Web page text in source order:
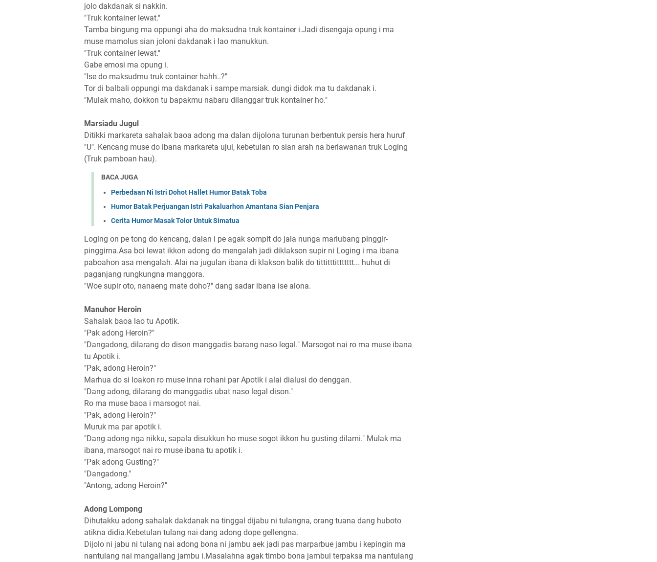
jolo dakdanak si nakkin.
"Truk kontainer lewat."
Tamba bingung ma oppungi aha do maksudna truk kontainer i.Jadi disengaja opung i ma
muse mamolus sian joloni dakdanak i lao manukkun.
"Truk container lewat."
Gabe emosi ma opung i.
"Ise do maksudmu truk container hahh..?"
Tor di balbali oppungi ma dakdanak i sampe marsiak. dungi didok ma tu dakdanak i.
"Mulak maho, dokkon tu bapakmu nabaru dilanggar truk kontainer ho."
Marsiadu Jugul
Ditikki markareta sahalak baoa adong ma dalan dijolona turunan berbentuk persis hera huruf
"U". Kencang muse do ibana markareta ujui, kebetulan ro sian arah na berlawanan truk Loging
(Truk pamboan hau).
BACA JUGA
Perbedaan Ni Istri Dohot Hallet Humor Batak Toba
Humor Batak Perjuangan Istri Pakaluarhon Amantana Sian Penjara
Cerita Humor Masak Tolor Untuk Simatua
Loging on pe tong do kencang, dalan i pe agak sompit do jala nunga marlubang pinggir-
pinggirna.Asa boi lewat ikkon adong do mengalah jadi diklakson supir ni Loging i ma ibana
paboahon asa mengalah. Alai na jugulan ibana di klakson balik do tittitttittttttt... huhut di
paganjang rungkungna manggora.
"Woe supir oto, nanaeng mate doho?" dang sadar ibana ise alona.
Manuhor Heroin
Sahalak baoa lao tu Apotik.
"Pak adong Heroin?"
"Dangadong, dilarang do dison manggadis barang naso legal." Marsogot nai ro ma muse ibana
tu Apotik i.
"Pak, adong Heroin?"
Marhua do si loakon ro muse inna rohani par Apotik i alai dialusi do denggan.
"Dang adong, dilarang do manggadis ubat naso legal dison."
Ro ma muse baoa i marsogot nai.
"Pak, adong Heroin?"
Muruk ma par apotik i.
"Dang adong nga nikku, sapala disukkun ho muse sogot ikkon hu gusting dilami." Mulak ma
ibana, marsogot nai ro muse ibana tu apotik i.
"Pak adong Gusting?"
"Dangadong."
"Antong, adong Heroin?"
Adong Lompong
Dihutakku adong sahalak dakdanak na tinggal dijabu ni tulangna, orang tuana dang huboto
atikna didia.Kebetulan tulang nai dang adong dope gellengna.
Dijolo ni jabu ni tulang nai adong bona ni jambu aek jadi pas marparbue jambu i kepingin ma
nantulang nai mangallang jambu i.Masalahna agak timbo bona jambui terpaksa ma nantulang